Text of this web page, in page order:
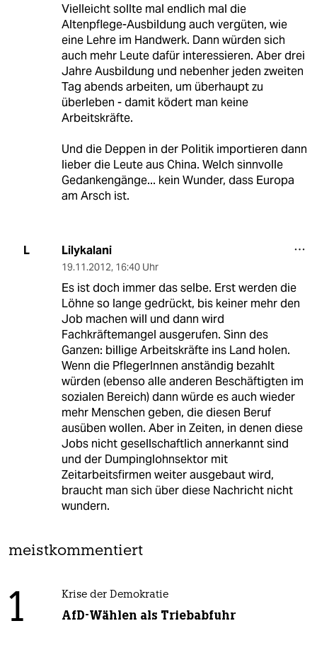
Vielleicht sollte mal endlich mal die
Altenpflege-Ausbildung auch vergüten, wie
eine Lehre im Handwerk. Dann würden sich
auch mehr Leute dafür interessieren. Aber drei
Jahre Ausbildung und nebenher jeden zweiten
Tag abends arbeiten, um überhaupt zu
überleben - damit ködert man keine
Arbeitskräfte.
Und die Deppen in der Politik importieren dann
lieber die Leute aus China. Welch sinnvolle
Gedankengänge... kein Wunder, dass Europa
am Arsch ist.
L Lilykalani
19.11.2012, 16:40 Uhr
Es ist doch immer das selbe. Erst werden die
Löhne so lange gedrückt, bis keiner mehr den
Job machen will und dann wird
Fachkräftemangel ausgerufen. Sinn des
Ganzen: billige Arbeitskräfte ins Land holen.
Wenn die PflegerInnen anständig bezahlt
würden (ebenso alle anderen Beschäftigten im
sozialen Bereich) dann würde es auch wieder
mehr Menschen geben, die diesen Beruf
ausüben wollen. Aber in Zeiten, in denen diese
Jobs nicht gesellschaftlich annerkannt sind
und der Dumpinglohnsektor mit
Zeitarbeitsfirmen weiter ausgebaut wird,
braucht man sich über diese Nachricht nicht
wundern.
meistkommentiert
1 Krise der Demokratie
AfD-Wählen als Triebabfuhr